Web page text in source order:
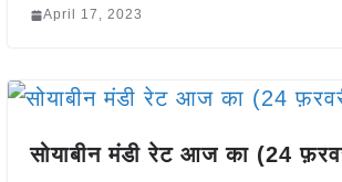
April 17, 2023
सोयाबीन मंडी रेट आज का (24